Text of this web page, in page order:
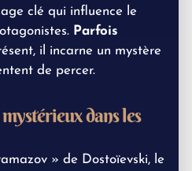
clé qui influence le
Parfois
il incarne un mystère
de percer.
dans les
» de Dostoïevski, le